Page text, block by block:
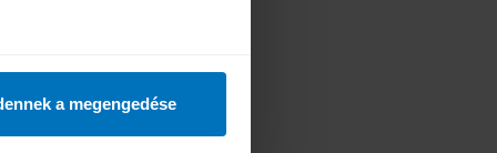
a megengedése